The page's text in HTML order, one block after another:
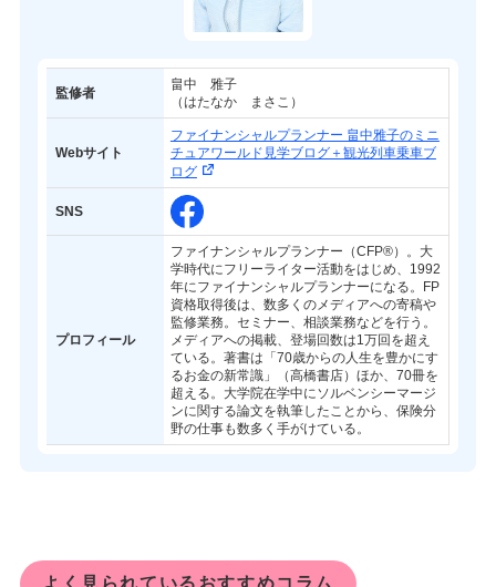
監修者
畠中 雅子
（はたなか まさこ）
Webサイト
ファイナンシャルプランナー 畠中雅子のミニ
チュアワールド見学ブログ＋観光列車乗車ブ
ログ
SNS
プロフィール
ファイナンシャルプランナー（CFP®）。大
学時代にフリーライター活動をはじめ、1992
年にファイナンシャルプランナーになる。FP
資格取得後は、数多くのメディアへの寄稿や
監修業務。セミナー、相談業務などを行う。
メディアへの掲載、登場回数は1万回を超え
ている。著書は「70歳からの人生を豊かにす
るお金の新常識」（高橋書店）ほか、70冊を
超える。大学院在学中にソルベンシーマージ
ンに関する論文を執筆したことから、保険分
野の仕事も数多く手がけている。
よく見られているおすすめコラム